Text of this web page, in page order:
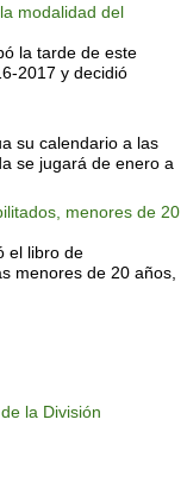
modalidad del
la tarde de este
2017 y decidió
su calendario a las
se jugará de enero a
menores de 20
el libro de
menores de 20 años,
la División